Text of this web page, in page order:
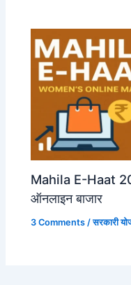
Mahila E-Haat
ऑनलाइन बाजार
3 Comments /सरकारी